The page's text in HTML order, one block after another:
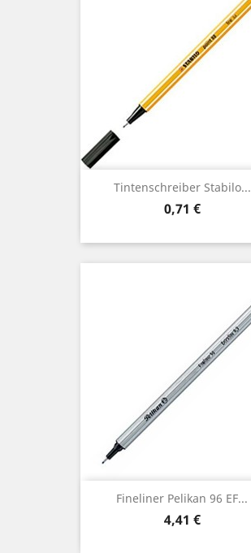
Tintenschreiber Stabilo...
Preis
0,71 €
Fineliner Pelikan 96 EF...
Preis
4,41 €